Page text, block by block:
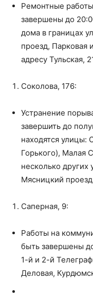
Ремонтные
завершены до
дома в границах
проезд, Парковая
адресу Тульская,
Соколова, 176:
Устранение
завершить до
находятся улицы:
Горького), Малая
несколько других
Мясницкий
Саперная, 9:
Работы на
быть завершены
1-й и 2-й
Деловая,